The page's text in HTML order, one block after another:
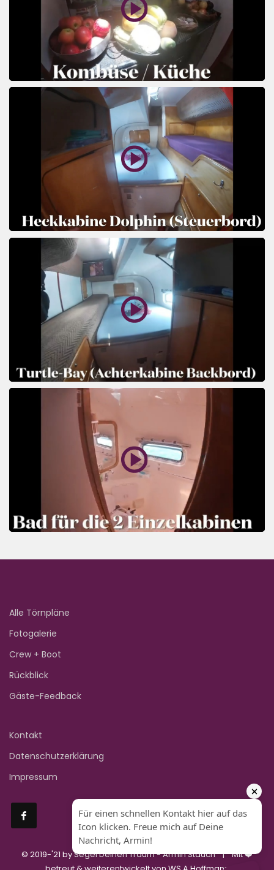
Alle Törnpläne
Fotogalerie
Crew + Boot
Rückblick
Gäste-Feedback
Kontakt
Datenschutzerklärung
Impressum
© 2019-'21 by Segel Deinen Traum - Armin Stauch | Mit ❤️